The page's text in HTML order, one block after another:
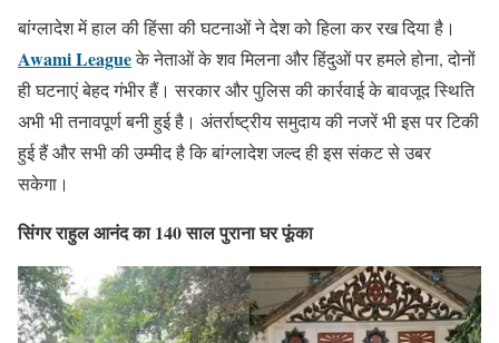
बांग्लादेश में हाल की हिंसा की घटनाओं ने देश को हिला कर रख दिया है।
Awami Leagueके नेताओं के शव मिलना और हिंदुओं पर हमले होना, दोनों
ही घटनाएं बेहद गंभीर हैं। सरकार और पुलिस की कार्रवाई के बावजूद स्थिति
अभी भी तनावपूर्ण बनी हुई है। अंतर्राष्ट्रीय समुदाय की नजरें भी इस पर टिकी
हुई हैं और सभी की उम्मीद है कि बांग्लादेश जल्द ही इस संकट से उबर
सकेगा।
सिंगर राहुल आनंद का 140 साल पुराना घर फूंका